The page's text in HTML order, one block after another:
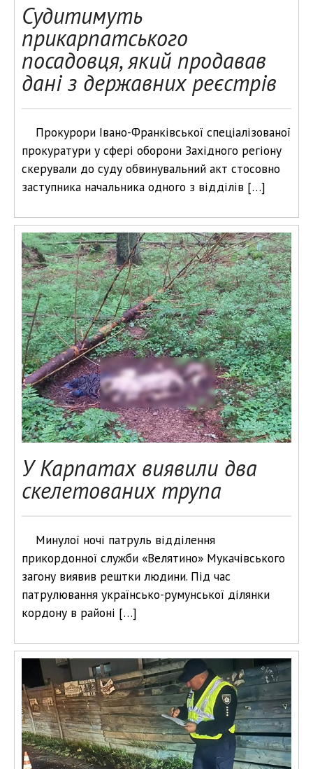
Судитимуть
прикарпатського
посадовця, який продавав
дані з державних реєстрів
Прокурори Івано-Франківської спеціалізованої
прокуратури у сфері оборони Західного регіону
скерували до суду обвинувальний акт стосовно
заступника начальника одного з відділів […]
У Карпатах виявили два
скелетованих трупа
Минулої ночі патруль відділення
прикордонної служби «Велятино» Мукачівського
загону виявив рештки людини. Під час
патрулювання українсько-румунської ділянки
кордону в районі […]